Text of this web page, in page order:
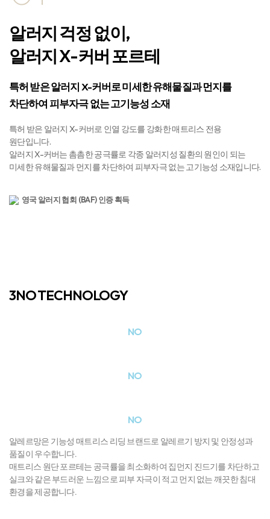
알러지 걱정 없이,
알러지 X-커버 포르테
특허 받은 알러지 X-커버로 미세한 유해물질과 먼지를
차단하여 피부자극 없는 고기능성 소재
특허 받은 알러지 X-커버로 인열 강도를 강화한 매트리스 전용
원단입니다.
알러지 X-커버는 촘촘한 공극률로 각종 알러지성 질환의 원인이 되는
미세한 유해물질과 먼지를 차단하여 피부자극 없는 고기능성 소재입니다.
영국 알러지 협회 (BAF) 인증 획득
3NO TECHNOLOGY
NO
NO
NO
알레르망은 기능성 매트리스 리딩 브랜드로 알레르기 방지 및 안정성과
품질이 우수합니다.
매트리스 원단 포르테는 공극률을 최소화하여 집먼지 진드기를 차단하고
실크와 같은 부드러운 느낌으로 피부 자극이 적고 먼지 없는 깨끗한 침대
환경을 제공합니다.